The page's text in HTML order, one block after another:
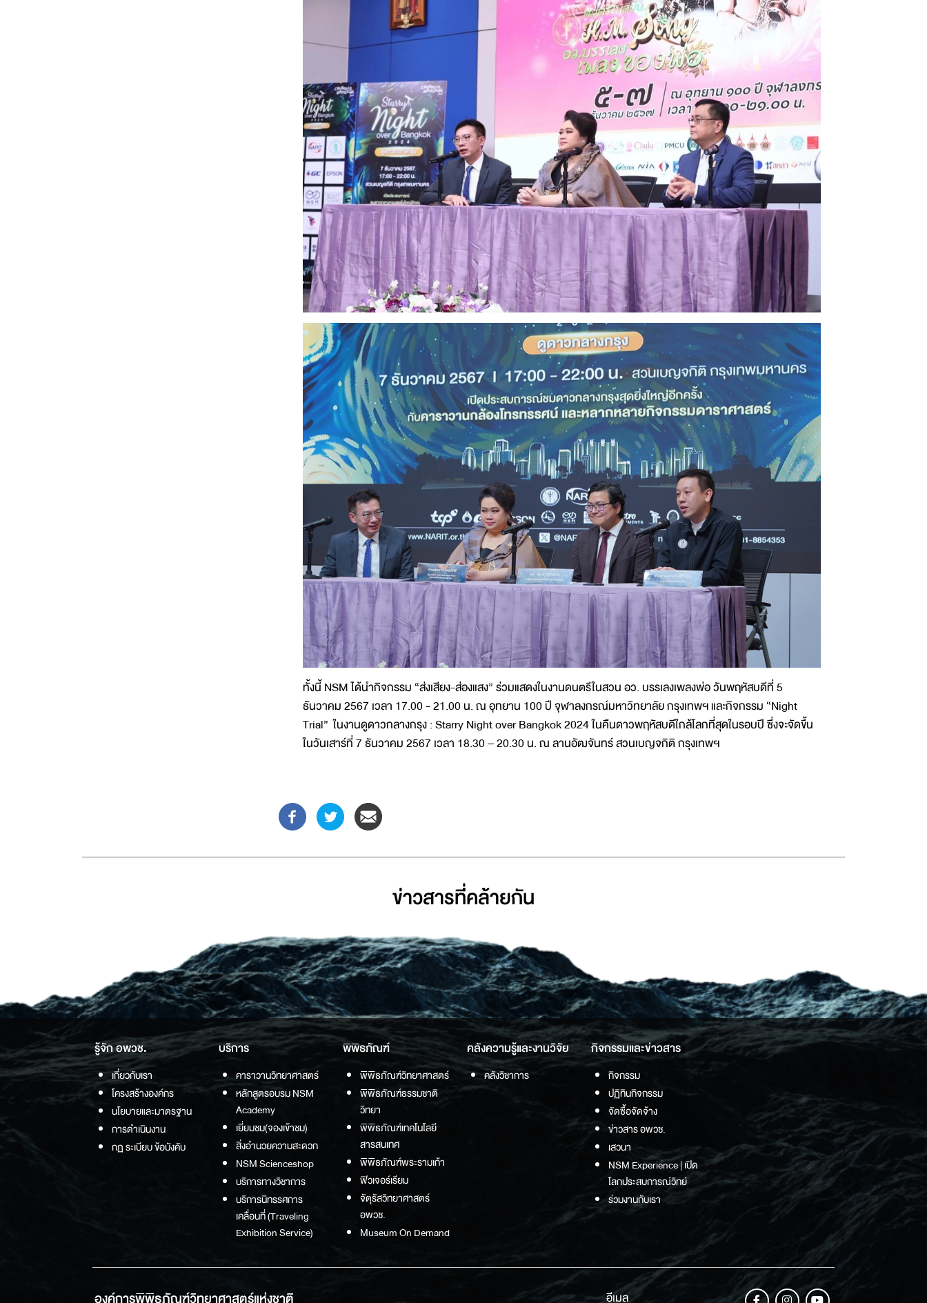
ทั้งนี้ NSM ได้นำกิจกรรม “ส่งเสียง-ส่องแสง” ร่วมแสดงในงานดนตรีในสวน อว. บรรเลงเพลงพ่อ วันพฤหัสบดีที่ 5
ธันวาคม 2567 เวลา 17.00 - 21.00 น. ณ อุทยาน 100 ปี จุฬาลงกรณ์มหาวิทยาลัย กรุงเทพฯ และกิจกรรม “Night
Trial” ในงานดูดาวกลางกรุง : Starry Night over Bangkok 2024 ในคืนดาวพฤหัสบดีใกล้โลกที่สุดในรอบปี ซึ่งจะจัดขึ้น
ในวันเสาร์ที่ 7 ธันวาคม 2567 เวลา 18.30 – 20.30 น. ณ ลานอัฒจันทร์ สวนเบญจกิติ กรุงเทพฯ
ข่าวสารที่่คล้ายกัน
รู้จัก อพวช.
เกี่ยวกับเรา
โครงสร้างองค์กร
นโยบายและมาตรฐาน
การดำเนินงาน
กฏ ระเบียบ ข้อบังคับ
บริการ
คาราวานวิทยาศาสตร์
หลักสูตรอบรม NSM
Academy
เยี่ยมชม(จองเข้าชม)
สิ่งอำนวยความสะดวก
NSM Scienceshop
บริการทางวิชาการ
บริการนิทรรศการ
เคลื่อนที่ (Traveling
Exhibition Service)
พิพิธภัณฑ์
พิพิธภัณฑ์วิทยาศาสตร์
พิพิธภัณฑ์ธรรมชาติ
วิทยา
พิพิธภัณฑ์เทคโนโลยี
สารสนเทศ
พิพิธภัณฑ์พระรามเก้า
ฟิวเจอร์เรียม
จัตุรัสวิทยาศาสตร์
อพวช.
Museum On Demand
คลังความรู้และงานวิจัย
คลังวิชาการ
กิจกรรมและข่าวสาร
กิจกรรม
ปฏิทินกิจกรรม
จัดซื้อจัดจ้าง
ข่าวสาร อพวช.
เสวนา
NSM Experience | เปิด
โลกประสบการณ์วิทย์
ร่วมงานกับเรา
อีเมล